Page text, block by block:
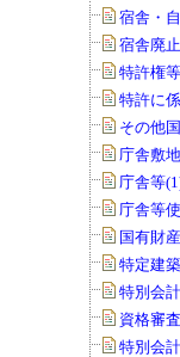
宿舎・
宿舎廃
特許権
特許に
その他
庁舎敷
庁舎等
庁舎等
国有財
特定建
特別会
資格審
特別会